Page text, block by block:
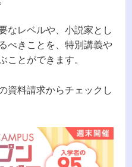
なレベルや、小説家とし
べきことを、特別講義や
ことができます。
資料請求からチェックし